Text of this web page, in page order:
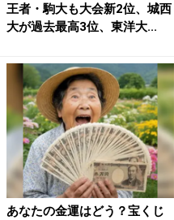
王者・駒大も大会新2位、城西
大が過去最高3位、東洋大...
あなたの金運はどう？宝くじ